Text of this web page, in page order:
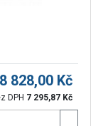
8 828,00 Kč
DPH 7 295,87 Kč